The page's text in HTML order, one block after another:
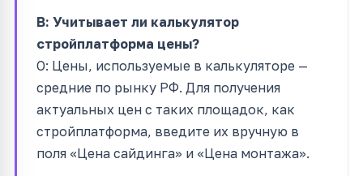
В: Учитывает ли калькулятор
стройплатформа цены?
О: Цены, используемые в калькуляторе —
средние по рынку РФ. Для получения
актуальных цен с таких площадок, как
стройплатформа, введите их вручную в
поля «Цена сайдинга» и «Цена монтажа».